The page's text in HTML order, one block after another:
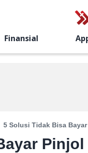
Finansial
5 Solusi Tidak Bisa